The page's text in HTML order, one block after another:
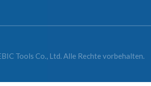
Tools Co., Ltd. Alle Rechte vorbehalten.